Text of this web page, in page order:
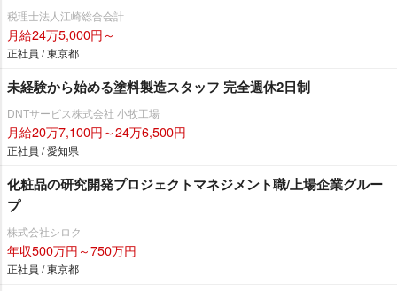
税理士法人江崎総合会計
月給24万5,000円～
正社員 / 東京都
未経験から始める塗料製造スタッフ 完全週休2日制
DNTサービス株式会社 小牧工場
月給20万7,100円～24万6,500円
正社員 / 愛知県
化粧品の研究開発プロジェクトマネジメント職/上場企業グルー
プ
株式会社シロク
年収500万円～750万円
正社員 / 東京都